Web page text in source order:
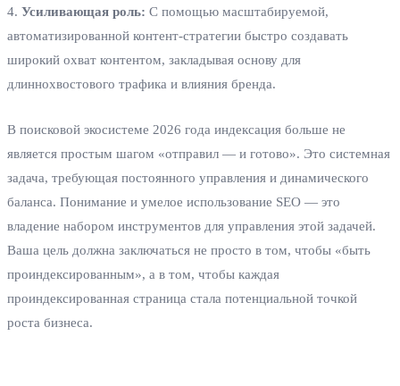
4. Усиливающая роль: С помощью масштабируемой,
автоматизированной контент-стратегии быстро создавать
широкий охват контентом, закладывая основу для
длиннохвостового трафика и влияния бренда.
В поисковой экосистеме 2026 года индексация больше не
является простым шагом «отправил — и готово». Это системная
задача, требующая постоянного управления и динамического
баланса. Понимание и умелое использование SEO — это
владение набором инструментов для управления этой задачей.
Ваша цель должна заключаться не просто в том, чтобы «быть
проиндексированным», а в том, чтобы каждая
проиндексированная страница стала потенциальной точкой
роста бизнеса.